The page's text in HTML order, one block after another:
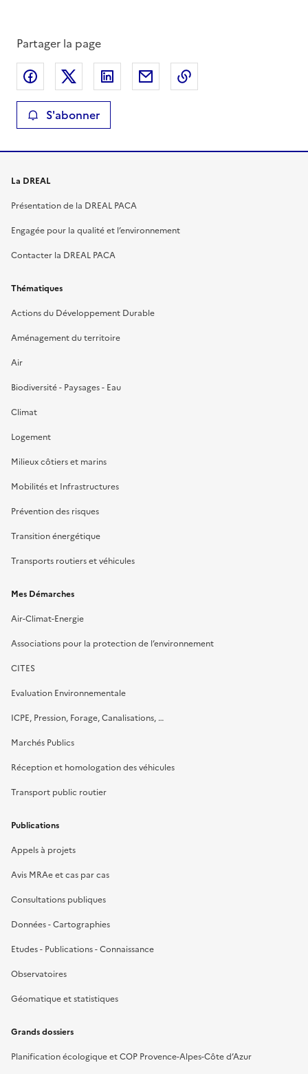
Partager la page
Partager sur Facebook
Partager sur XPartager sur LinkedIn
Partager par email
S'abonner
La DREAL
Présentation de la DREAL PACA
Engagée pour la qualité et l’environnement
Contacter la DREAL PACA
Thématiques
Actions du Développement Durable
Aménagement du territoire
Air
Biodiversité - Paysages - Eau
Climat
Logement
Milieux côtiers et marins
Mobilités et Infrastructures
Prévention des risques
Transition énergétique
Transports routiers et véhicules
Mes Démarches
Air-Climat-Energie
Associations pour la protection de l’environnement
CITES
Evaluation Environnementale
ICPE, Pression, Forage, Canalisations, …
Marchés Publics
Réception et homologation des véhicules
Transport public routier
Publications
Appels à projets
Avis MRAe et cas par cas
Consultations publiques
Données - Cartographies
Etudes - Publications - Connaissance
Observatoires
Géomatique et statistiques
Grands dossiers
Planification écologique et COP Provence-Alpes-Côte d’Azur